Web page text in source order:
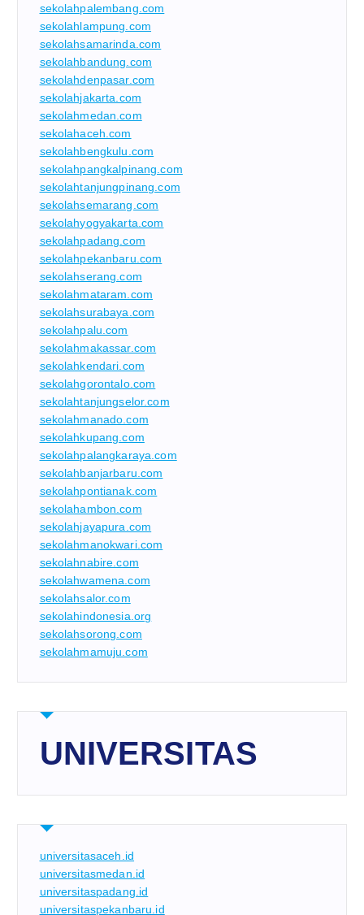
sekolahpalembang.com
sekolahlampung.com
sekolahsamarinda.com
sekolahbandung.com
sekolahdenpasar.com
sekolahjakarta.com
sekolahmedan.com
sekolahaceh.com
sekolahbengkulu.com
sekolahpangkalpinang.com
sekolahtanjungpinang.com
sekolahsemarang.com
sekolahyogyakarta.com
sekolahpadang.com
sekolahpekanbaru.com
sekolahserang.com
sekolahmataram.com
sekolahsurabaya.com
sekolahpalu.com
sekolahmakassar.com
sekolahkendari.com
sekolahgorontalo.com
sekolahtanjungselor.com
sekolahmanado.com
sekolahkupang.com
sekolahpalangkaraya.com
sekolahbanjarbaru.com
sekolahpontianak.com
sekolahambon.com
sekolahjayapura.com
sekolahmanokwari.com
sekolahnabire.com
sekolahwamena.com
sekolahsalor.com
sekolahindonesia.org
sekolahsorong.com
sekolahmamuju.com
UNIVERSITAS
universitasaceh.id
universitasmedan.id
universitaspadang.id
universitaspekanbaru.id